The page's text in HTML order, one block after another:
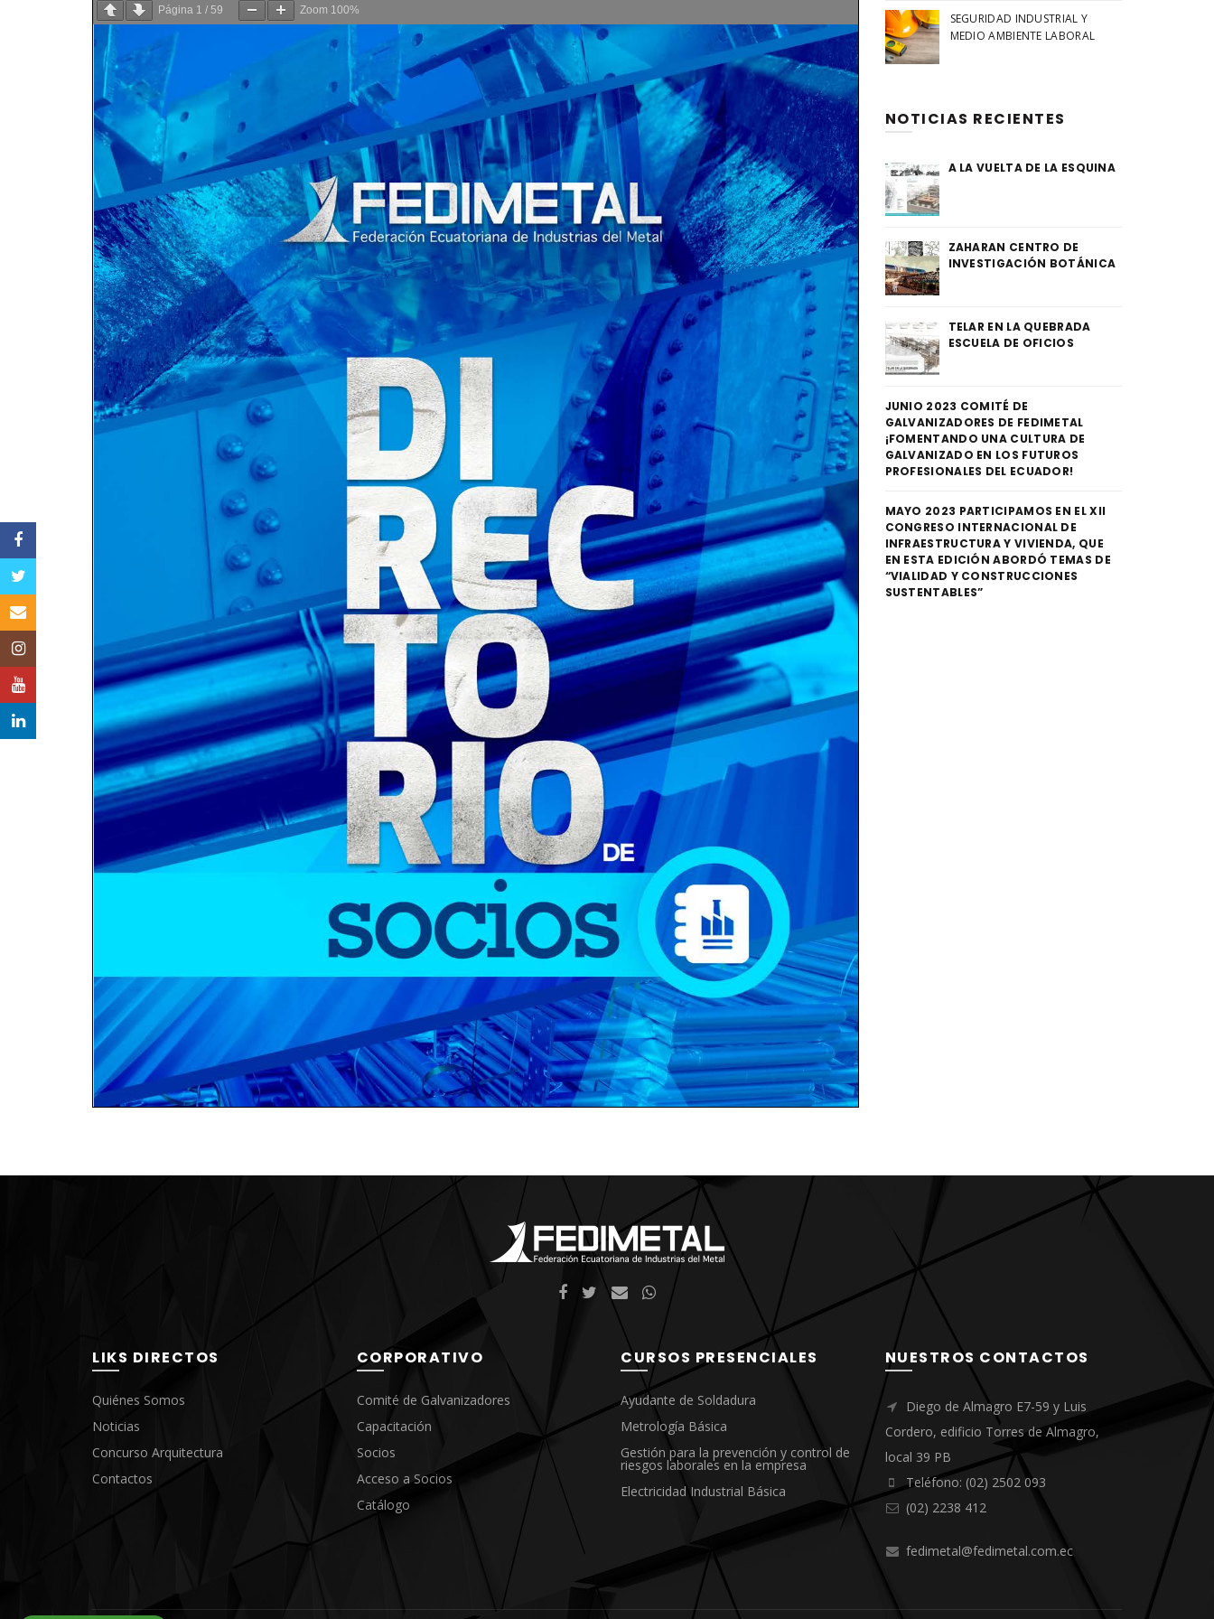
Página 1 / 59 Zoom 100%
SEGURIDAD INDUSTRIAL Y
MEDIO AMBIENTE LABORAL
NOTICIAS RECIENTES
A LA VUELTA DE LA ESQUINA
ZAHARAN CENTRO DE
INVESTIGACIÓN BOTÁNICA
TELAR EN LA QUEBRADA
ESCUELA DE OFICIOS
JUNIO 2023 COMITÉ DE
GALVANIZADORES DE FEDIMETAL
¡FOMENTANDO UNA CULTURA DE
GALVANIZADO EN LOS FUTUROS
PROFESIONALES DEL ECUADOR!
MAYO 2023 PARTICIPAMOS EN EL XII
CONGRESO INTERNACIONAL DE
INFRAESTRUCTURA Y VIVIENDA, QUE
EN ESTA EDICIÓN ABORDÓ TEMAS DE
“VIALIDAD Y CONSTRUCCIONES
SUSTENTABLES”
LIKS DIRECTOS
Quiénes Somos
Noticias
Concurso Arquitectura
Contactos
CORPORATIVO
Comité de Galvanizadores
Capacitación
Socios
Acceso a Socios
Catálogo
CURSOS PRESENCIALES
Ayudante de Soldadura
Metrología Básica
Gestión para la prevención y control de
riesgos laborales en la empresa
Electricidad Industrial Básica
NUESTROS CONTACTOS
Diego de Almagro E7-59 y Luis
Cordero, edificio Torres de Almagro,
local 39 PB
Teléfono: (02) 2502 093
(02) 2238 412
fedimetal@fedimetal.com.ec
Instagram